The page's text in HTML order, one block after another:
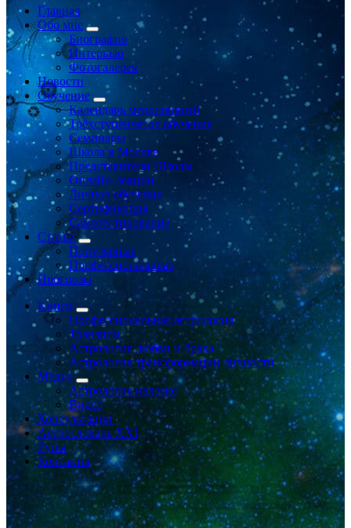
Главная
Обо мне
Биография
Интервью
Фотогалерея
Новости
Обучение
Календарь мероприятий
Трёхступенчатое обучение
Семинары
Школа в Москве
Представители Школы
Онлайн-лекции
Личное обучение
Сертификация
Самотестирование
Статьи
Популярные
Профессиональные
Прогнозы
Книги
Профессиональная астрология
Транзиты
Астрология любви и брака
Астрология трансформации личности
Медиа
Астрология налегке
Видео
Консультации
Астрословарь XXI
Руны
Контакты